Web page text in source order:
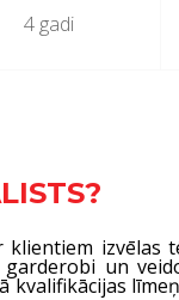
4 gadi
izvēlas
un